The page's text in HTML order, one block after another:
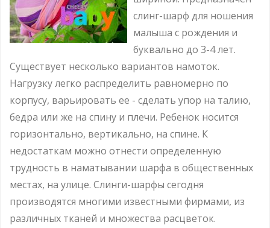
слинг-шарф для ношения
малыша с рождения и
буквально до 3-4 лет.
Существует несколько вариантов намоток.
Нагрузку легко распределить равномерно по
корпусу, варьировать ее - сделать упор на талию,
бедра или же на спину и плечи. Ребенок носится
горизонтально, вертикально, на спине. К
недостаткам можно отнести определенную
трудность в наматывании шарфа в общественных
местах, на улице. Слинги-шарфы сегодня
производятся многими известными фирмами, из
различных тканей и множества расцветок.